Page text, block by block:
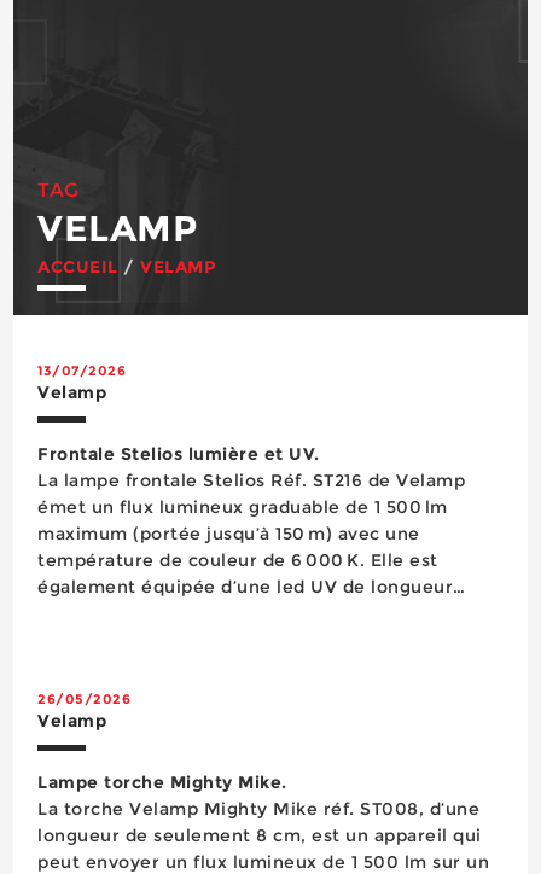
TAG
VELAMP
ACCUEIL /VELAMP
13/07/2026
Velamp
Frontale Stelios lumière et UV.
La lampe frontale Stelios Réf. ST216 de Velamp
émet un flux lumineux graduable de 1 500 lm
maximum (portée jusqu’à 150 m) avec une
température de couleur de 6 000 K. Elle est
également équipée d’une led UV de longueur
26/05/2026
Velamp
Lampe torche Mighty Mike.
La torche Velamp Mighty Mike réf. ST008, d’une
longueur de seulement 8 cm, est un appareil qui
peut envoyer un flux lumineux de 1 500 lm sur un